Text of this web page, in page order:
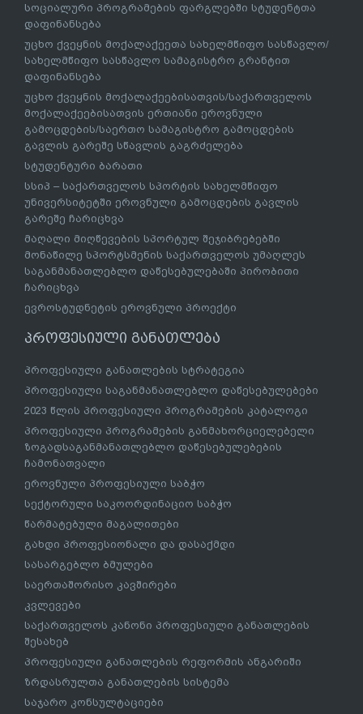
სოციალური პროგრამების ფარგლებში სტუდენტთა
დაფინანსება
უცხო ქვეყნის მოქალაქეეთა სახელმწიფო სასწავლო/
სახელმწიფო სასწავლო სამაგისტრო გრანტით
დაფინანსება
უცხო ქვეყნის მოქალაქეებისათვის/საქართველოს
მოქალაქეებისათვის ერთიანი ეროვნული
გამოცდების/საერთო სამაგისტრო გამოცდების
გავლის გარეშე სწავლის გაგრძელება
სტუდენტური ბარათი
სსიპ – საქართველოს სპორტის სახელმწიფო
უნივერსიტეტში ეროვნული გამოცდების გავლის
გარეშე ჩარიცხვა
მაღალი მიღწევების სპორტულ შეჯიბრებებში
მონაწილე სპორტსმენის საქართველოს უმაღლეს
საგანმანათლებლო დაწესებულებაში პირობითი
ჩარიცხვა
ევროსტუდნეტის ეროვნული პროექტი
პროფესიული განათლება
პროფესიული განათლების სტრატეგია
პროფესიული საგანმანათლებლო დაწესებულებები
2023 წლის პროფესიული პროგრამების კატალოგი
პროფესიული პროგრამების განმახორციელებელი
ზოგადსაგანმანათლებლო დაწესებულებების
ჩამონათვალი
ეროვნული პროფესიული საბჭო
სექტორული საკოორდინაციო საბჭო
წარმატებული მაგალითები
გახდი პროფესიონალი და დასაქმდი
სასარგებლო ბმულები
საერთაშორისო კავშირები
კვლევები
საქართველოს კანონი პროფესიული განათლების
შესახებ
პროფესიული განათლების რეფორმის ანგარიში
ზრდასრულთა განათლების სისტემა
საჯარო კონსულტაციები